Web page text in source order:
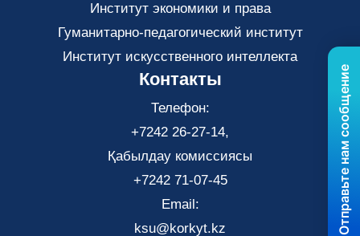
Институт экономики и права
Гуманитарно-педагогический институт
Институт искусственного интеллекта
Контакты
Телефон:
+7242 26-27-14,
Қабылдау комиссиясы
+7242 71-07-45
Email:
ksu@korkyt.kz
Отправьте нам сообщение